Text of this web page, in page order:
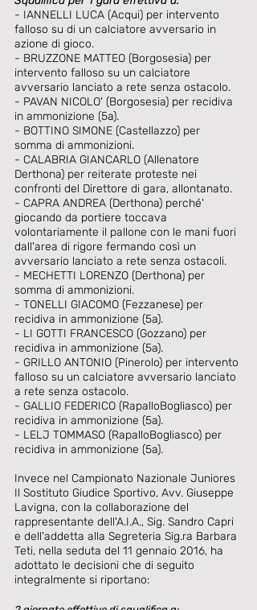
- IANNELLI LUCA (Acqui) per intervento
falloso su di un calciatore avversario in
azione di gioco.
- BRUZZONE MATTEO (Borgosesia) per
intervento falloso su un calciatore
avversario lanciato a rete senza ostacolo.
- PAVAN NICOLO' (Borgosesia) per recidiva
in ammonizione (5a).
- BOTTINO SIMONE (Castellazzo) per
somma di ammonizioni.
- CALABRIA GIANCARLO (Allenatore
Derthona) per reiterate proteste nei
confronti del Direttore di gara, allontanato.
- CAPRA ANDREA (Derthona) perché'
giocando da portiere toccava
volontariamente il pallone con le mani fuori
dall'area di rigore fermando così un
avversario lanciato a rete senza ostacoli.
- MECHETTI LORENZO (Derthona) per
somma di ammonizioni.
- TONELLI GIACOMO (Fezzanese) per
recidiva in ammonizione (5a).
- LI GOTTI FRANCESCO (Gozzano) per
recidiva in ammonizione (5a).
- GRILLO ANTONIO (Pinerolo) per intervento
falloso su un calciatore avversario lanciato
a rete senza ostacolo.
- GALLIO FEDERICO (RapalloBogliasco) per
recidiva in ammonizione (5a).
- LELJ TOMMASO (RapalloBogliasco) per
recidiva in ammonizione (5a).
Invece nel Campionato Nazionale Juniores
Il Sostituto Giudice Sportivo, Avv. Giuseppe
Lavigna, con la collaborazione del
rappresentante dell'A.I.A., Sig. Sandro Capri
e dell'addetta alla Segreteria Sig.ra Barbara
Teti, nella seduta del 11 gennaio 2016, ha
adottato le decisioni che di seguito
integralmente si riportano: